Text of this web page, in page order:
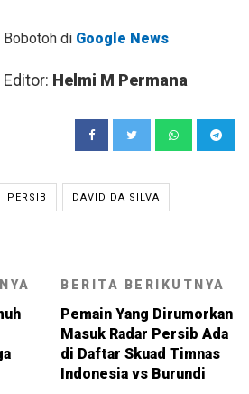
Bobotoh di Google News
Editor: Helmi M Permana
PERSIB DAVID DA SILVA
BERITA BERIKUTNYA
Pemain Yang Dirumorkan
Masuk Radar Persib Ada
di Daftar Skuad Timnas
Indonesia vs Burundi